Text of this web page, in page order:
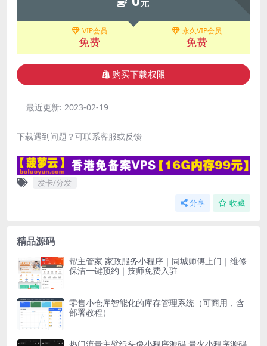
VIP会员
免费
永久VIP会员
免费
购买下载权限
最近更新: 2023-02-19
下载遇到问题？可联系客服或反馈
发卡/分发
分享 收藏
精品源码
帮主管家 家政服务小程序｜同城师傅上门｜维修
保洁一键预约｜技师免费入驻
零售小仓库智能化的库存管理系统（可商用，含
部署教程）